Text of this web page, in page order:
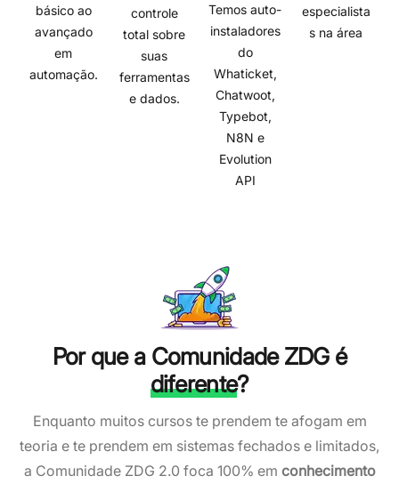
básico ao
avançado
em
automação.
controle
total sobre
suas
ferramentas
e dados.
Temos auto-
instaladores
do
Whaticket,
Chatwoot,
Typebot,
N8N e
Evolution
API
especialista
s na área
Por que a Comunidade ZDG é
diferente?
Enquanto muitos cursos te prendem te afogam em
teoria e te prendem em sistemas fechados e limitados,
a Comunidade ZDG 2.0 foca 100% em conhecimento